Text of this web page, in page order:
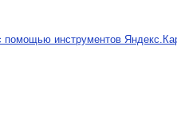
помощью инструментов